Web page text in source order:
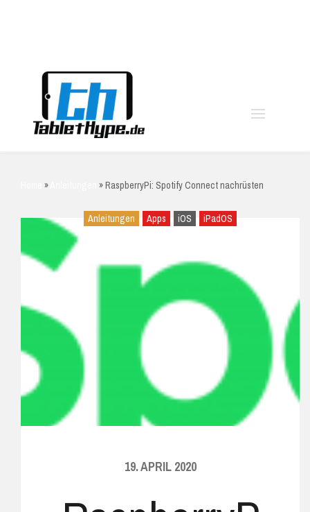
» »RaspberryPi: Spotify Connect nachrüsten
Anleitungen Apps iOS iPadOS
19. APRIL 2020